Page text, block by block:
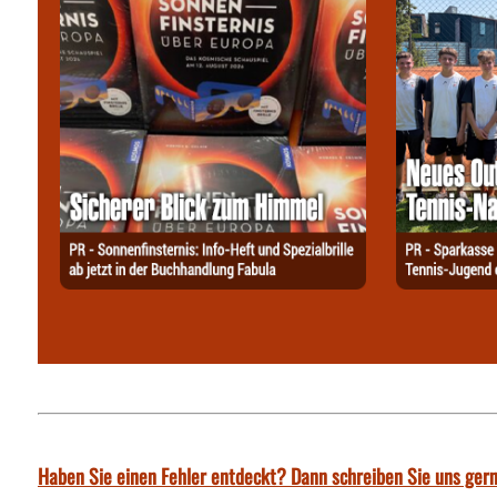
Haben Sie einen Fehler entdeckt? Dann schreiben Sie uns